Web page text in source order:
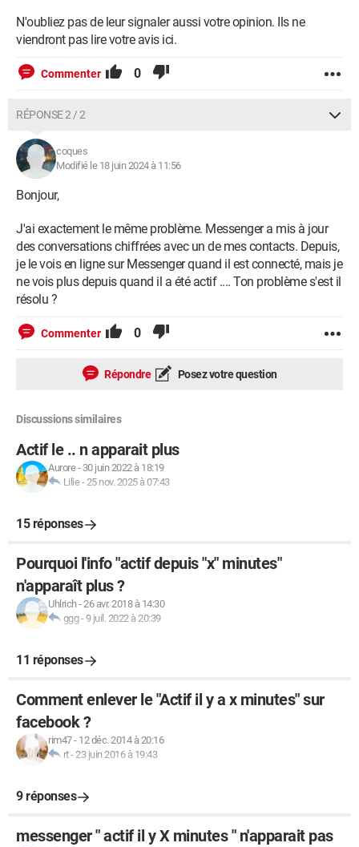
N'oubliez pas de leur signaler aussi votre opinion. Ils ne
viendront pas lire votre avis ici.
Commenter 0
RÉPONSE 2 / 2
coques
Modifié le 18 juin 2024 à 11:56
Bonjour,
J'ai exactement le même problème. Messenger a mis à jour
des conversations chiffrées avec un de mes contacts. Depuis,
je le vois en ligne sur Messenger quand il est connecté, mais je
ne vois plus depuis quand il a été actif .... Ton problème s'est il
résolu ?
Commenter 0
Répondre Posez votre question
Discussions similaires
Actif le .. n apparait plus
Aurore- 30 juin 2022 à 18:19
Lilie-25 nov. 2025 à 07:43
15 réponses
Pourquoi l'info "actif depuis "x" minutes"
n'apparaît plus ?
Uhlrich-26 avr. 2018 à 14:30
ggg-9 juil. 2022 à 20:39
11 réponses
Comment enlever le "Actif il y a x minutes" sur
facebook ?
rim47- 12 déc. 2014 à 20:16
rt-23 juin 2016 à 19:43
9 réponses
messenger " actif il y X minutes " n'apparait pas